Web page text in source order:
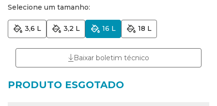
Selecione um tamanho:
3,6 L 3,2 L 16 L 18 L
Baixar boletim técnico